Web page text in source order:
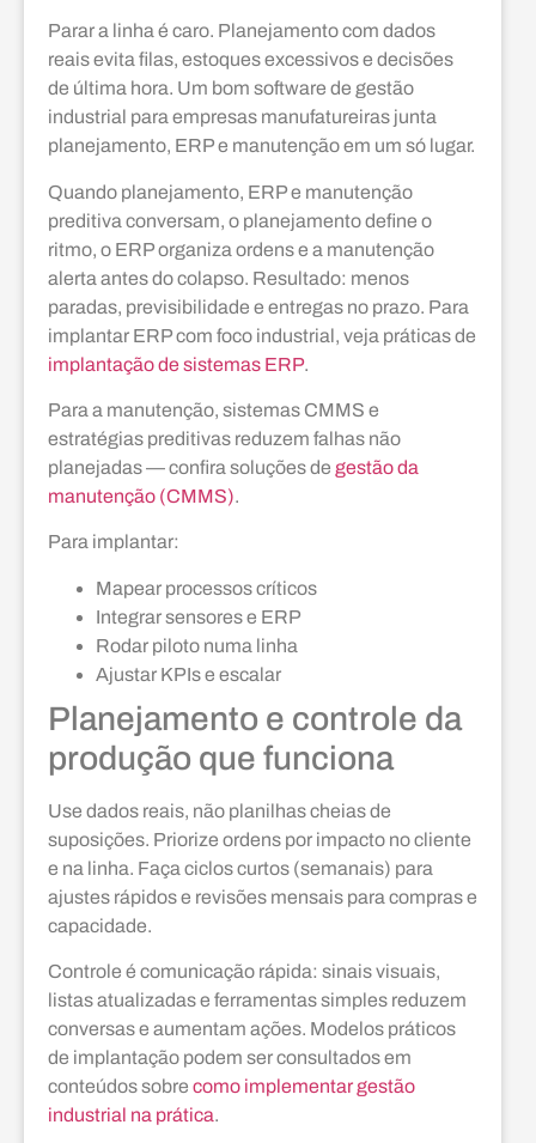
Parar a linha é caro. Planejamento com dados
reais evita filas, estoques excessivos e decisões
de última hora. Um bom software de gestão
industrial para empresas manufatureiras junta
planejamento, ERP e manutenção em um só lugar.
Quando planejamento, ERP e manutenção
preditiva conversam, o planejamento define o
ritmo, o ERP organiza ordens e a manutenção
alerta antes do colapso. Resultado: menos
paradas, previsibilidade e entregas no prazo. Para
implantar ERP com foco industrial, veja práticas de
implantação de sistemas ERP.
Para a manutenção, sistemas CMMS e
estratégias preditivas reduzem falhas não
planejadas — confira soluções de gestão da
manutenção (CMMS).
Para implantar:
Mapear processos críticos
Integrar sensores e ERP
Rodar piloto numa linha
Ajustar KPIs e escalar
Planejamento e controle da
produção que funciona
Use dados reais, não planilhas cheias de
suposições. Priorize ordens por impacto no cliente
e na linha. Faça ciclos curtos (semanais) para
ajustes rápidos e revisões mensais para compras e
capacidade.
Controle é comunicação rápida: sinais visuais,
listas atualizadas e ferramentas simples reduzem
conversas e aumentam ações. Modelos práticos
de implantação podem ser consultados em
conteúdos sobre como implementar gestão
industrial na prática.